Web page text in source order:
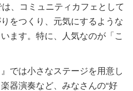
は、コミュニティカフェとして
をつくり、元気にするような
ます。特に、人気なのが「こ
では小さなステージを用意し
器演奏など、みなさんの“好